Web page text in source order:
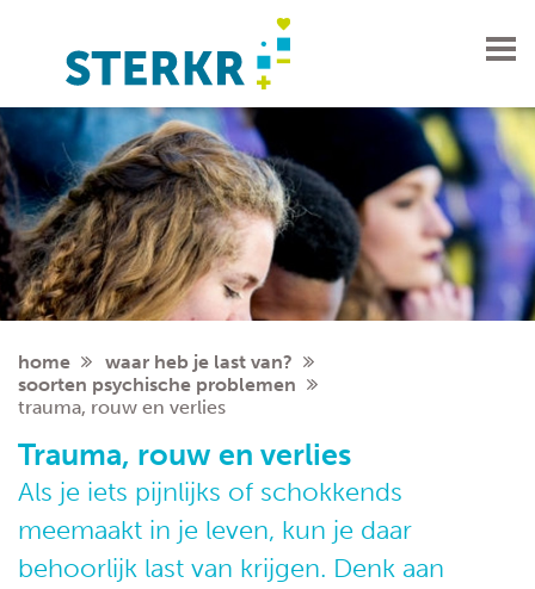
soorten psychische problemen
home
waar heb je last van?
soorten psychische problemen
trauma, rouw en verlies
Trauma, rouw en verlies
Als je iets pijnlijks of schokkends
meemaakt in je leven, kun je daar
behoorlijk last van krijgen. Denk aan